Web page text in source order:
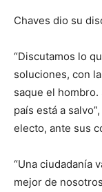
Chaves dio su
“Discutamos lo
soluciones, con
saque el
país está a
electo, ante sus
“Una ciudadanía
mejor de